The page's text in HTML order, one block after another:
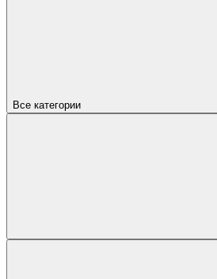
Все категории